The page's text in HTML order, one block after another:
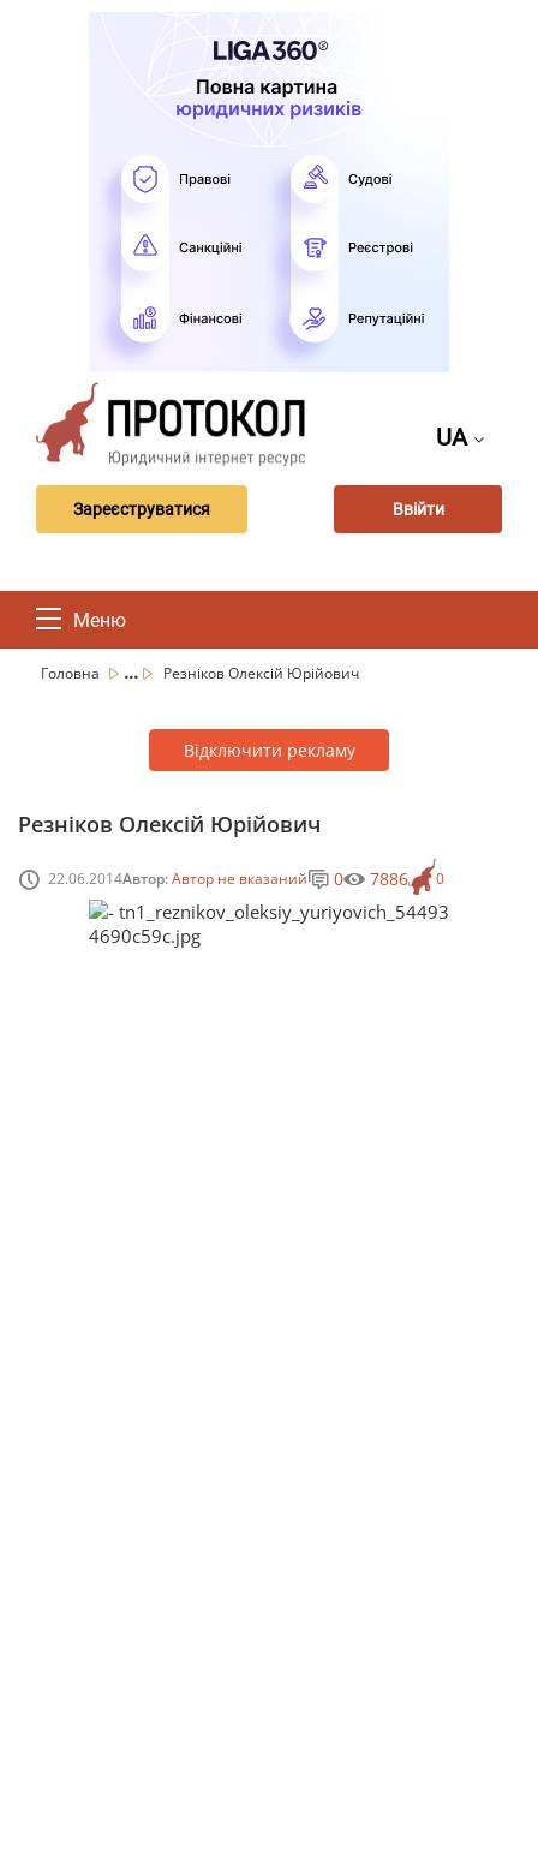
UA
Зареєструватися Ввійти
Меню
Головна ... Резніков Олексій Юрійович
Відключити рекламу
Резніков Олексій Юрійович
22.06.2014Автор:Автор не вказаний 0
0 7886